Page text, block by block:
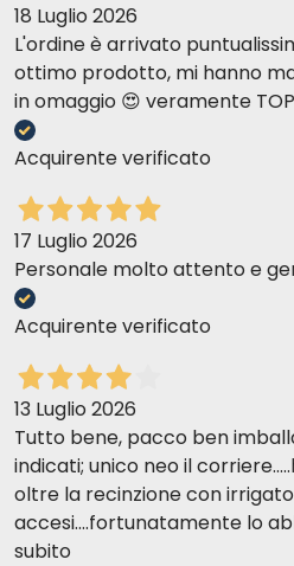
18 Luglio 2026
L'ordine è arrivato
ottimo prodotto, mi hanno
in omaggio 😍 veramente
Acquirente verificato
17 Luglio 2026
Personale molto attento e
Acquirente verificato
13 Luglio 2026
Tutto bene, pacco ben
indicati; unico neo il
oltre la recinzione con
accesi....fortunatamente lo
subito